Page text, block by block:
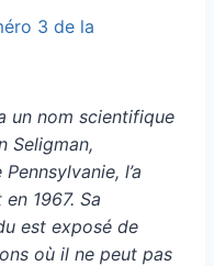
3 de la
un nom scientifique
Seligman,
l’a
1967. Sa
est exposé de
où il ne peut pas